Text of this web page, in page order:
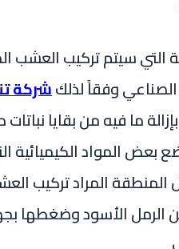
التي سيتم تركيب العشب
وفقاً لذلكشركة
ما فيه من بقايا
بعض المواد الكيميائية
المنطقة المراد تركيب
الأسود وضغطها